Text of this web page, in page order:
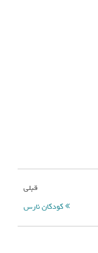
قبلی
کودکان نارس